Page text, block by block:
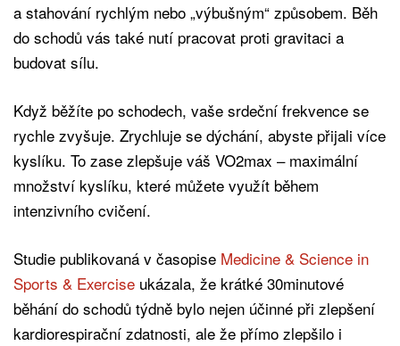
a stahování rychlým nebo „výbušným“ způsobem. Běh
do schodů vás také nutí pracovat proti gravitaci a
budovat sílu.
Když běžíte po schodech, vaše srdeční frekvence se
rychle zvyšuje. Zrychluje se dýchání, abyste přijali více
kyslíku. To zase zlepšuje váš VO2max – maximální
množství kyslíku, které můžete využít během
intenzivního cvičení.
Studie publikovaná v časopise Medicine & Science in
Sports & Exercise ukázala, že krátké 30minutové
běhání do schodů týdně bylo nejen účinné při zlepšení
kardiorespirační zdatnosti, ale že přímo zlepšilo i